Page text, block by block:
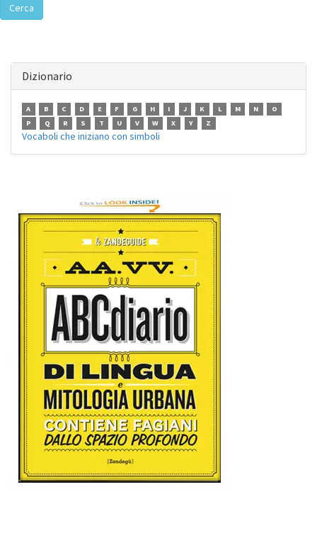
Cerca
Dizionario
A B C D E F G H I J K L M N
O
P
Q R S T U V W X Y Z
Vocaboli che iniziano con simboli